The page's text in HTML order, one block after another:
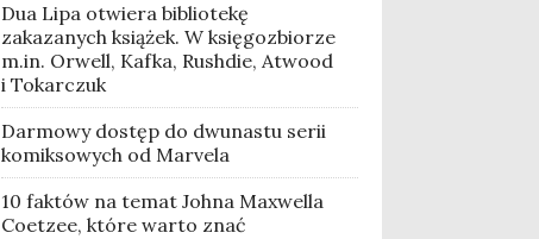
Dua Lipa otwiera bibliotekę
zakazanych książek. W księgozbiorze
m.in. Orwell, Kafka, Rushdie, Atwood
i Tokarczuk
Darmowy dostęp do dwunastu serii
komiksowych od Marvela
10 faktów na temat Johna Maxwella
Coetzee, które warto znać